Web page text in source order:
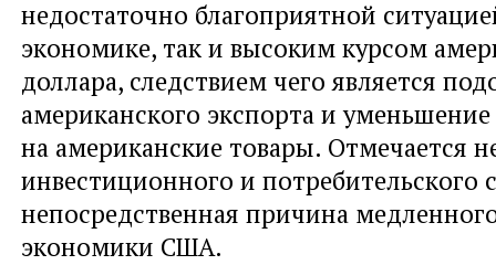
недостаточно благоприятной
экономике, так и высоким курсом
доллара, следствием чего является
американского экспорта и уменьшение
на американские товары. Отмечается
инвестиционного и потребительского
непосредственная причина
экономики США.